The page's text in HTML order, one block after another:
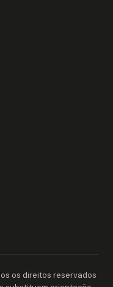
os direitos reservados